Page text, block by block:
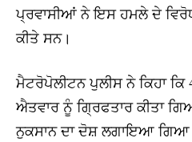
ਪ੍ਰਵਾਸੀਆਂ ਨੇ ਇਸ ਹਮਲੇ ਦੇ
ਕੀਤੇ ਸਨ।
ਮੈਟਰੋਪੋਲੀਟਨ ਪੁਲੀਸ ਨੇ ਕਿਹਾ
ਐਤਵਾਰ ਨੂੰ ਗ੍ਰਿਫਤਾਰ ਕੀਤਾ
ਨੁਕਸਾਨ ਦਾ ਦੋਸ਼ ਲਗਾਇਆ ਗਿਆ